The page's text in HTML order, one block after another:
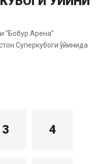
"Бобур Арена"
Суперкубоги ўйинида
3 4